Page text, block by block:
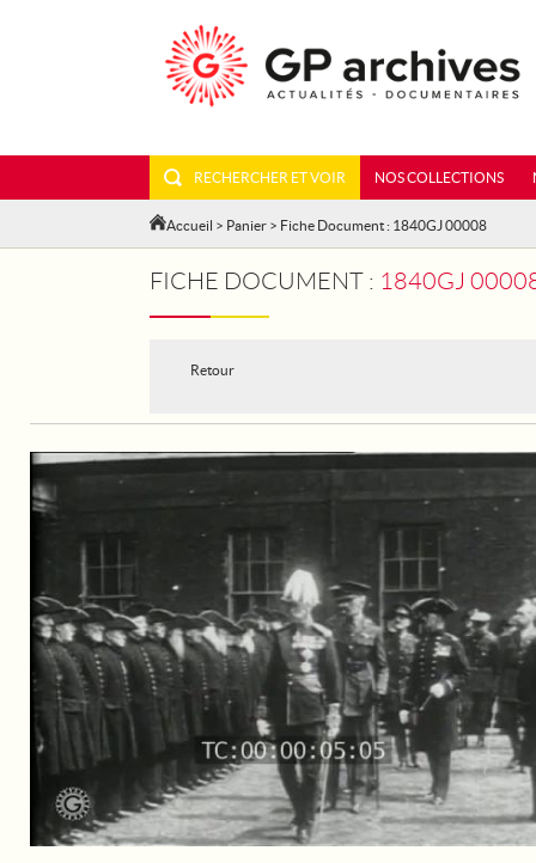
RECHERCHER ET VOIR NOS COLLECTIONS
Accueil > Panier > Fiche Document : 1840GJ 00008
FICHE DOCUMENT : 1840GJ 00008 -
Retour